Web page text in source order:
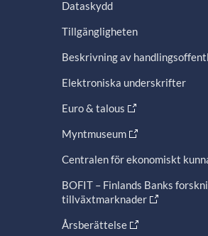
Dataskydd
Tillgängligheten
Beskrivning av
Elektroniska underskrifter
Euro & talous
Myntmuseum
Centralen för ekonomiskt
BOFIT – Finlands Banks
tillväxtmarknader
Årsberättelse